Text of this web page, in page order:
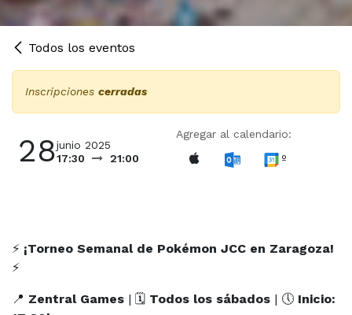
Todos los eventos
Inscripciones cerradas
28junio 2025
17:30
21:00
Agregar al calendario:
º
⚡ ¡Torneo Semanal de Pokémon JCC en Zaragoza!
⚡
📍 Zentral Games | 🗓 Todos los sábados | 🕔 Inicio: